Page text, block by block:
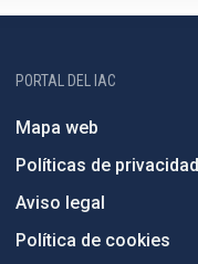
PORTAL DEL IAC
Mapa web
Políticas de privacidad
Aviso legal
Política de cookies